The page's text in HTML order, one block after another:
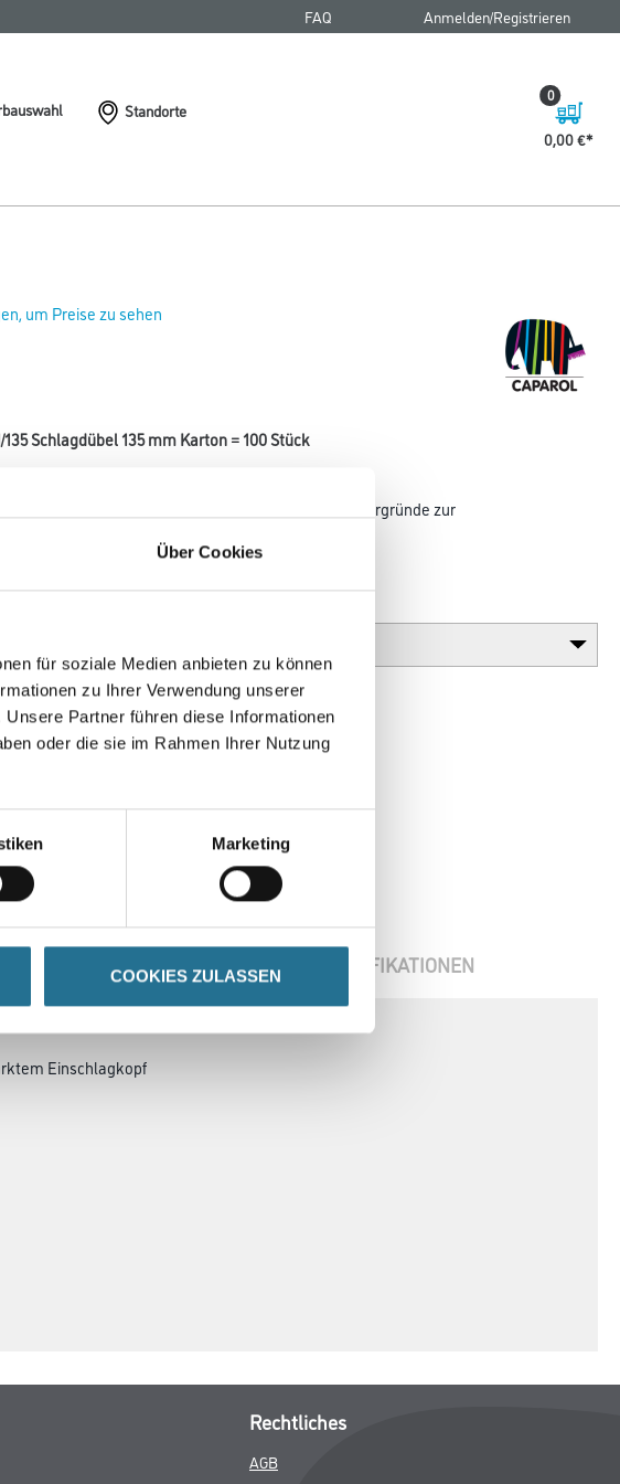
Über Cookies
für soziale Medien anbieten zu können
zu Ihrer Verwendung unserer
Partner führen diese Informationen
oder die sie im Rahmen Ihrer Nutzung
Marketing
COOKIES ZULASSEN
FAQ Anmelden/Registrieren
Standorte
0,00 €
0
um Preise zu sehen
Schlagdübel 135 mm Karton = 100 Stück
zugelassener Kunststoff-Schlagdübel für alle Untergründe zur
DATENBLÄTTER SPEZIFIKATIONEN
Einschlagkopf
Rechtliches
AGB